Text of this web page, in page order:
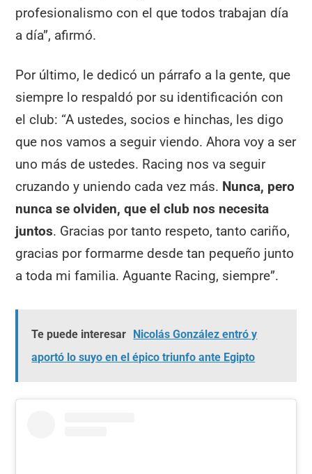
profesionalismo con el que todos trabajan día
a día”, afirmó.
Por último, le dedicó un párrafo a la gente, que
siempre lo respaldó por su identificación con
el club: “A ustedes, socios e hinchas, les digo
que nos vamos a seguir viendo. Ahora voy a ser
uno más de ustedes. Racing nos va seguir
cruzando y uniendo cada vez más. Nunca, pero
nunca se olviden, que el club nos necesita
juntos. Gracias por tanto respeto, tanto cariño,
gracias por formarme desde tan pequeño junto
a toda mi familia. Aguante Racing, siempre”.
Te puede interesar
Nicolás González entró y
aportó lo suyo en el épico triunfo ante Egipto